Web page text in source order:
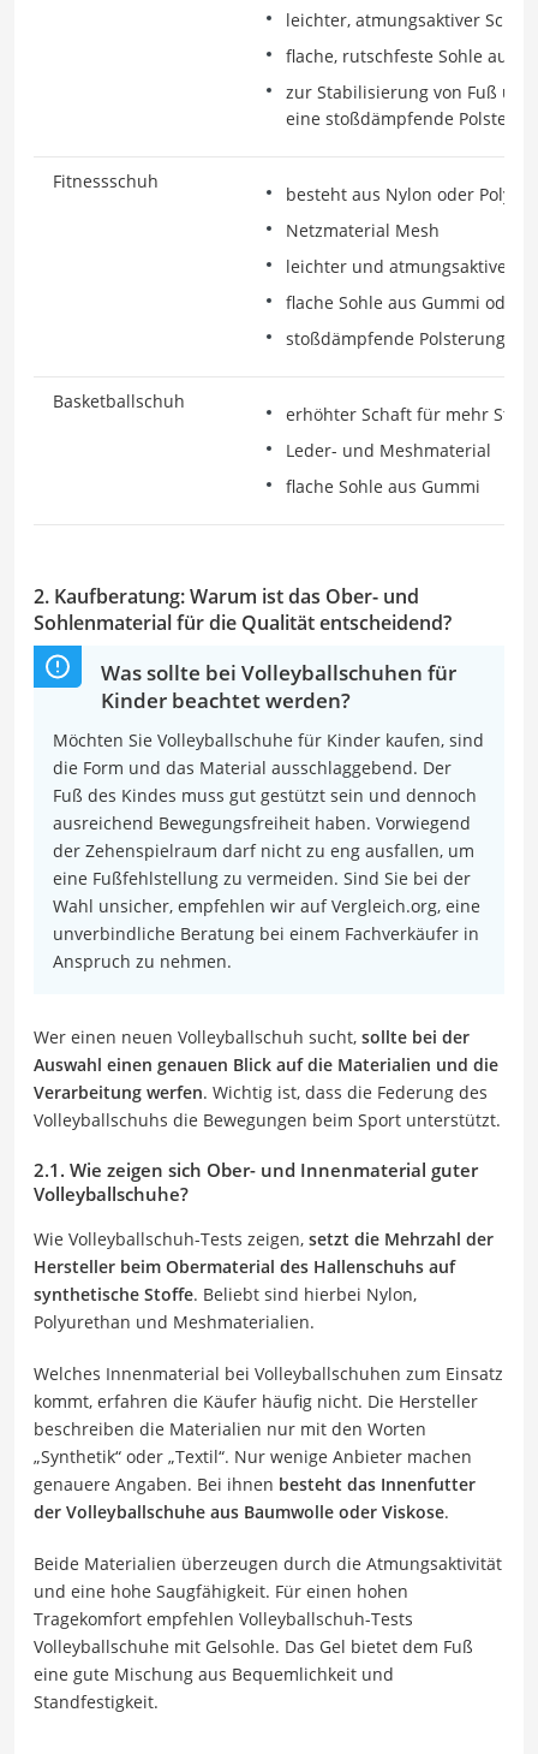
leichter, atmungsaktiver Schuh
flache, rutschfeste Sohle aus
zur Stabilisierung von Fuß
eine stoßdämpfende
Fitnessschuh
besteht aus Nylon oder
Netzmaterial Mesh
leichter und atmungsaktiver
flache Sohle aus Gummi oder
stoßdämpfende Polsterung
Basketballschuh
erhöhter Schaft für mehr
Leder- und Meshmaterial
flache Sohle aus Gummi
2. Kaufberatung: Warum ist das Ober- und
Sohlenmaterial für die Qualität entscheidend?
Was sollte bei Volleyballschuhen für
Kinder beachtet werden?
Möchten Sie Volleyballschuhe für Kinder kaufen, sind
die Form und das Material ausschlaggebend. Der
Fuß des Kindes muss gut gestützt sein und dennoch
ausreichend Bewegungsfreiheit haben. Vorwiegend
der Zehenspielraum darf nicht zu eng ausfallen, um
eine Fußfehlstellung zu vermeiden. Sind Sie bei der
Wahl unsicher, empfehlen wir auf Vergleich.org, eine
unverbindliche Beratung bei einem Fachverkäufer in
Anspruch zu nehmen.
Wer einen neuen Volleyballschuh sucht, sollte bei der
Auswahl einen genauen Blick auf die Materialien und die
Verarbeitung werfen. Wichtig ist, dass die Federung des
Volleyballschuhs die Bewegungen beim Sport unterstützt.
2.1. Wie zeigen sich Ober- und Innenmaterial guter
Volleyballschuhe?
Wie Volleyballschuh-Tests zeigen, setzt die Mehrzahl der
Hersteller beim Obermaterial des Hallenschuhs auf
synthetische Stoffe. Beliebt sind hierbei Nylon,
Polyurethan und Meshmaterialien.
Welches Innenmaterial bei Volleyballschuhen zum Einsatz
kommt, erfahren die Käufer häufig nicht. Die Hersteller
beschreiben die Materialien nur mit den Worten
„Synthetik“ oder „Textil“. Nur wenige Anbieter machen
genauere Angaben. Bei ihnen besteht das Innenfutter
der Volleyballschuhe aus Baumwolle oder Viskose.
Beide Materialien überzeugen durch die Atmungsaktivität
und eine hohe Saugfähigkeit. Für einen hohen
Tragekomfort empfehlen Volleyballschuh-Tests
Volleyballschuhe mit Gelsohle. Das Gel bietet dem Fuß
eine gute Mischung aus Bequemlichkeit und
Standfestigkeit.